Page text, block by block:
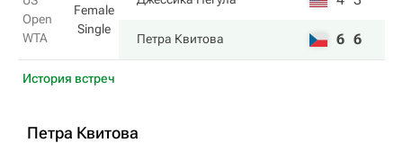
Open
WTA
Female
Single
Петра Квитова 6 6
История встреч
Петра Квитова